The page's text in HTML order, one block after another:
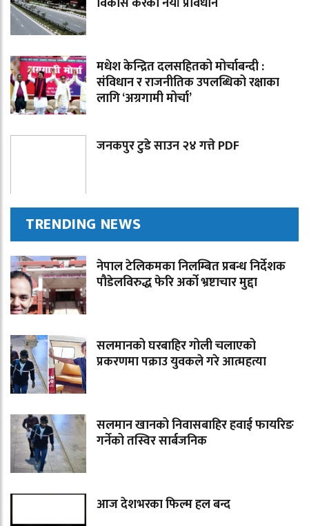
मधेश केन्द्रित दलसहितको मोर्चाबन्दी :
संविधान र राजनीतिक उपलब्धिको रक्षाका
लागि ‘अग्रगामी मोर्चा’
जनकपुर टुडे साउन २४ गत्ते PDF
TRENDING NEWS
नेपाल टेलिकमका निलम्बित प्रबन्ध निर्देशक
पौडेलविरुद्ध फेरि अर्को भ्रष्टाचार मुद्दा
सलमानको घरबाहिर गोली चलाएको
प्रकरणमा पक्राउ युवकले गरे आत्महत्या
सलमान खानको निवासबाहिर हवाई फायरिङ
गर्नेको तस्विर सार्बजनिक
आज देशभरका फिल्म हल बन्द